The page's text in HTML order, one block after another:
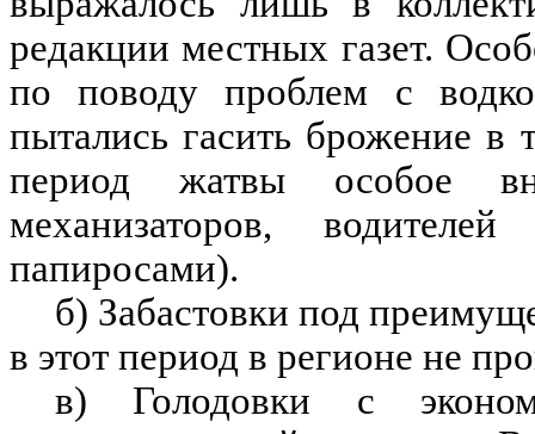
редакции местных газет.
по поводу проблем с
пытались гасить брожение в
период жатвы особое
механизаторов,
папиросами).
б) Забастовки под
в этот период в регионе не
в) Голодовки с